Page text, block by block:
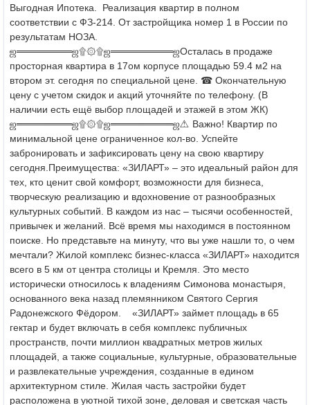
Выгодная Ипотека.
Реализация квартир в полном
соответствии с ФЗ-214. От застройщика номер 1 в России по
результатам НОЗА.
ஜ════════ஜ۩۞۩ஜ═════════ஜОсталась в продаже
просторная квартира в 17ом корпусе площадью 59.4 м2 на
втором эт. сегодня по специальной цене. ☎ Окончательную
цену с учетом скидок и акций уточняйте по телефону. (В
наличии есть ещё выбор площадей и этажей в этом ЖК)
ஜ════════ஜ۩۞۩ஜ═════════ஜ⚠ Важно! Квартир по
минимальной цене ограниченное кол-во. Успейте
забронировать и зафиксировать цену на свою квартиру
сегодня. Преимущества: «ЗИЛАРТ» – это идеальный район для
тех, кто ценит свой комфорт, возможности для бизнеса,
творческую реализацию и вдохновение от разнообразных
культурных событий.
В каждом из нас – тысячи особенностей,
привычек и желаний. Всё время мы находимся в постоянном
поиске. Но представьте на минуту, что вы уже нашли то, о чем
мечтали? Жилой комплекс бизнес-класса «ЗИЛАРТ» находится
всего в 5 км от центра столицы и Кремля. Это место
исторически относилось к владениям Симонова монастыря,
основанного века назад племянником Святого Сергия
Радонежского Фёдором.
«ЗИЛАРТ» займет площадь в 65
гектар и будет включать в себя комплекс публичных
пространств, почти миллион квадратных метров жилых
площадей, а также социальные, культурные, образовательные
и развлекательные учреждения, созданные в едином
архитектурном стиле. Жилая часть застройки будет
расположена в уютной тихой зоне, деловая и светская часть